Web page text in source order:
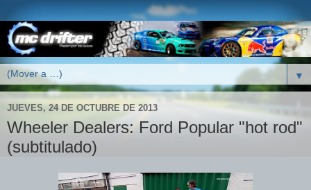
▼
JUEVES, 24 DE OCTUBRE DE 2013
Wheeler Dealers: Ford Popular "hot rod"
(subtitulado)